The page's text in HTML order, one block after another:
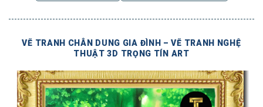
VẼ TRANH CHÂN DUNG GIA ĐÌNH – VẼ TRANH NGHỆ
THUẬT 3D TRỌNG TÍN ART